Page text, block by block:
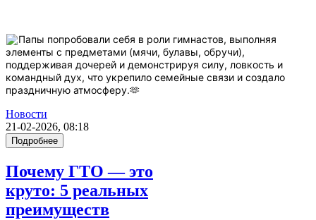
Папы попробовали себя в роли гимнастов, выполняя
элементы с предметами (мячи, булавы, обручи),
поддерживая дочерей и демонстрируя силу, ловкость и
командный дух, что укрепило семейные связи и создало
праздничную атмосферу.🫶
Новости
21-02-2026, 08:18
Подробнее
Почему ГТО — это
круто: 5 реальных
преимуществ